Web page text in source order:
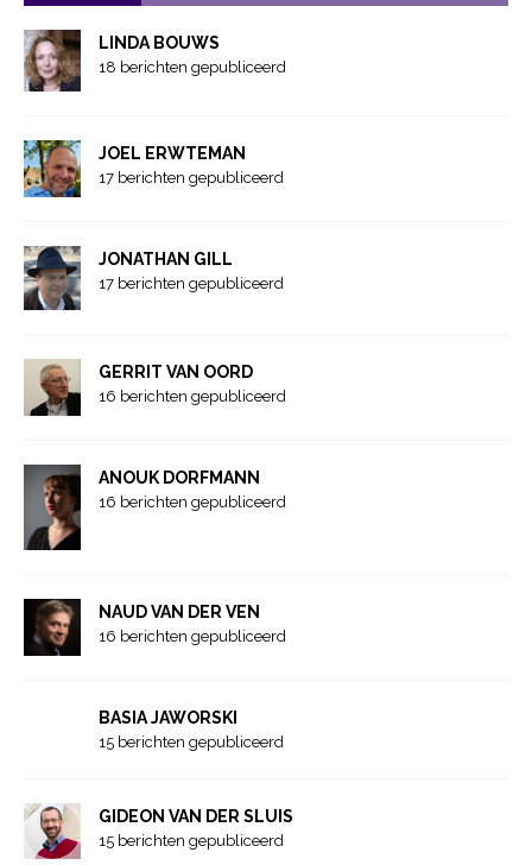
LINDA BOUWS
18 berichten gepubliceerd
JOEL ERWTEMAN
17 berichten gepubliceerd
JONATHAN GILL
17 berichten gepubliceerd
GERRIT VAN OORD
16 berichten gepubliceerd
ANOUK DORFMANN
16 berichten gepubliceerd
NAUD VAN DER VEN
16 berichten gepubliceerd
BASIA JAWORSKI
15 berichten gepubliceerd
GIDEON VAN DER SLUIS
15 berichten gepubliceerd